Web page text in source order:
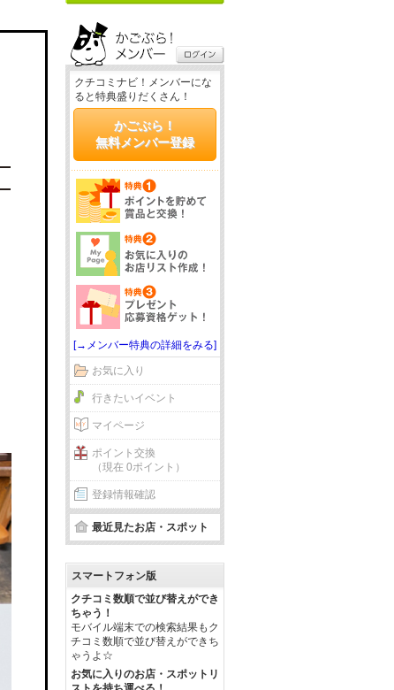
クチコミナビ！メンバーにな
ると特典盛りだくさん！
かごぶら！
無料メンバー登録
[→メンバー特典の詳細をみる]
お気に入り
行きたいイベント
マイページ
ポイント交換
（現在 0ポイント）
登録情報確認
最近見たお店・スポット
スマートフォン版
クチコミ数順で並び替えができ
ちゃう！
モバイル端末での検索結果もク
チコミ数順で並び替えができち
ゃうよ☆
お気に入りのお店・スポットリ